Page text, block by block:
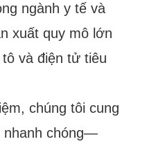
ngành y tế và
xuất quy mô lớn
và điện tử tiêu
chúng tôi cung
nhanh chóng—